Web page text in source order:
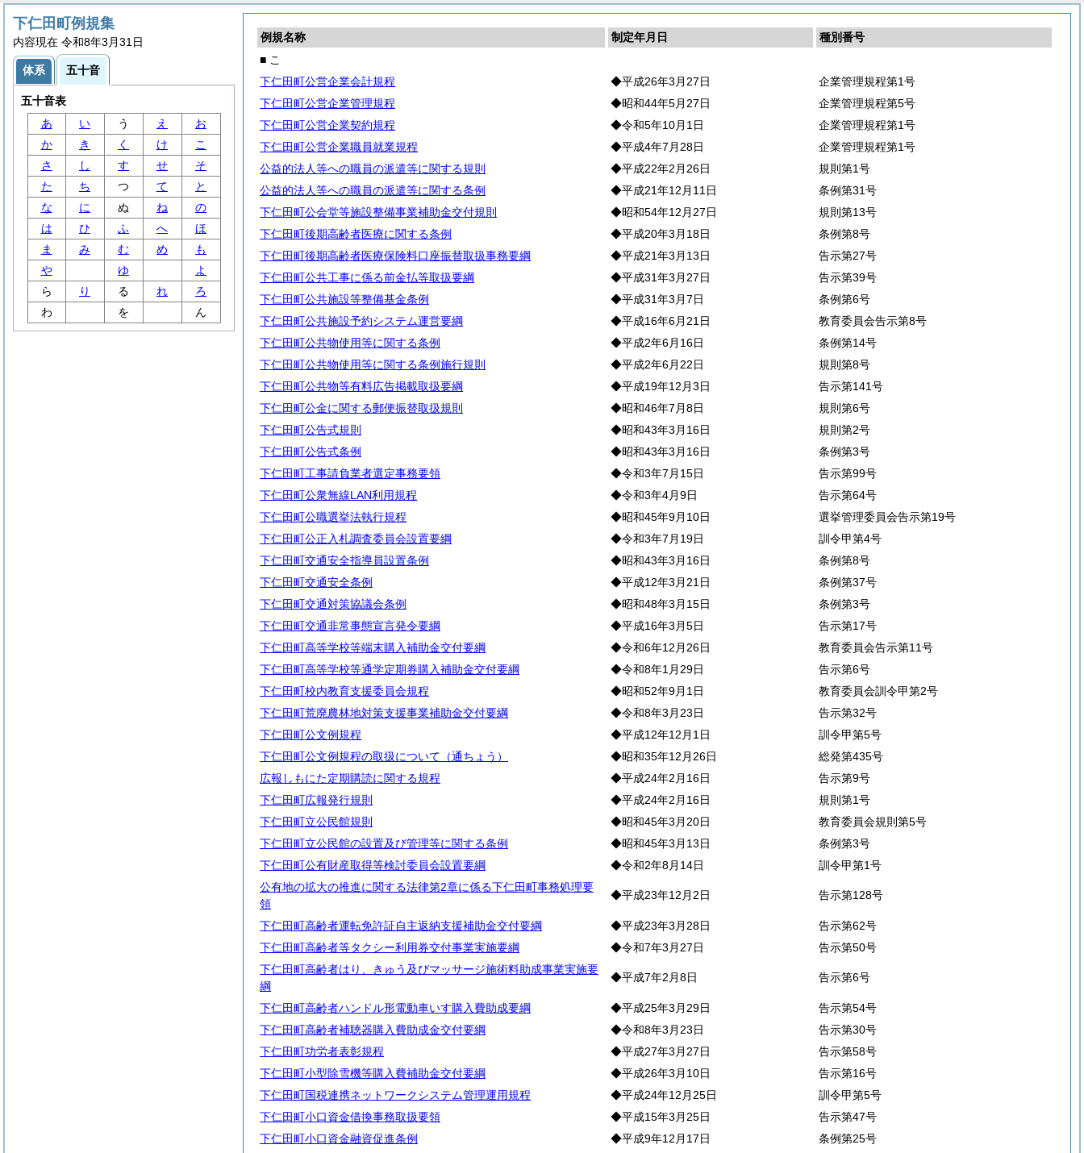
例規名称 制定年月日
種別番号
■ こ
下仁田町公営企業会計規程
◆平成26年3月27日
企業管理規程第1号
下仁田町公営企業管理規程
◆昭和44年5月27日
企業管理規程第5号
下仁田町公営企業契約規程
◆令和5年10月1日
企業管理規程第1号
下仁田町公営企業職員就業規程
◆平成4年7月28日
企業管理規程第1号
公益的法人等への職員の派遣等に関する規則
◆平成22年2月26日
規則第1号
公益的法人等への職員の派遣等に関する条例
◆平成21年12月11日
条例第31号
下仁田町公会堂等施設整備事業補助金交付規則
◆昭和54年12月27日
規則第13号
下仁田町後期高齢者医療に関する条例
◆平成20年3月18日
条例第8号
下仁田町後期高齢者医療保険料口座振替取扱事務要綱
◆平成21年3月13日
告示第27号
下仁田町公共工事に係る前金払等取扱要綱
◆平成31年3月27日
告示第39号
下仁田町公共施設等整備基金条例
◆平成31年3月7日
条例第6号
下仁田町公共施設予約システム運営要綱
◆平成16年6月21日
教育委員会告示第8号
下仁田町公共物使用等に関する条例
◆平成2年6月16日
条例第14号
下仁田町公共物使用等に関する条例施行規則
◆平成2年6月22日
規則第8号
下仁田町公共物等有料広告掲載取扱要綱
◆平成19年12月3日
告示第141号
下仁田町公金に関する郵便振替取扱規則
◆昭和46年7月8日
規則第6号
下仁田町公告式規則
◆昭和43年3月16日
規則第2号
下仁田町公告式条例
◆昭和43年3月16日
条例第3号
下仁田町工事請負業者選定事務要領
◆令和3年7月15日
告示第99号
下仁田町公衆無線LAN利用規程
◆令和3年4月9日
告示第64号
下仁田町公職選挙法執行規程
◆昭和45年9月10日
選挙管理委員会告示第19号
下仁田町公正入札調査委員会設置要綱
◆令和3年7月19日
訓令甲第4号
下仁田町交通安全指導員設置条例
◆昭和43年3月16日
条例第8号
下仁田町交通安全条例
◆平成12年3月21日
条例第37号
下仁田町交通対策協議会条例
◆昭和48年3月15日
条例第3号
下仁田町交通非常事態宣言発令要綱
◆平成16年3月5日
告示第17号
下仁田町高等学校等端末購入補助金交付要綱
◆令和6年12月26日
教育委員会告示第11号
下仁田町高等学校等通学定期券購入補助金交付要綱
◆令和8年1月29日
告示第6号
下仁田町校内教育支援委員会規程
◆昭和52年9月1日
教育委員会訓令甲第2号
下仁田町荒廃農林地対策支援事業補助金交付要綱
◆令和8年3月23日
告示第32号
下仁田町公文例規程
◆平成12年12月1日
訓令甲第5号
下仁田町公文例規程の取扱について（通ちょう）
◆昭和35年12月26日
総発第435号
広報しもにた定期購読に関する規程
◆平成24年2月16日
告示第9号
下仁田町広報発行規則
◆平成24年2月16日
規則第1号
下仁田町立公民館規則
◆昭和45年3月20日
教育委員会規則第5号
下仁田町立公民館の設置及び管理等に関する条例
◆昭和45年3月13日
条例第3号
下仁田町公有財産取得等検討委員会設置要綱
◆令和2年8月14日
訓令甲第1号
公有地の拡大の推進に関する法律第2章に係る下仁田町事務処理要
領
◆平成23年12月2日 告示第128号
下仁田町高齢者運転免許証自主返納支援補助金交付要綱 ◆平成23年3月28日
告示第62号
下仁田町高齢者等タクシー利用券交付事業実施要綱
◆令和7年3月27日
告示第50号
下仁田町高齢者はり、きゅう及びマッサージ施術料助成事業実施要
綱
◆平成7年2月8日 告示第6号
下仁田町高齢者ハンドル形電動車いす購入費助成要綱 ◆平成25年3月29日
告示第54号
下仁田町高齢者補聴器購入費助成金交付要綱
◆令和8年3月23日
告示第30号
下仁田町功労者表彰規程
◆平成27年3月27日
告示第58号
下仁田町小型除雪機等購入費補助金交付要綱
◆平成26年3月10日
告示第16号
下仁田町国税連携ネットワークシステム管理運用規程
◆平成24年12月25日
訓令甲第5号
下仁田町小口資金借換事務取扱要領
◆平成15年3月25日
告示第47号
下仁田町小口資金融資促進条例
◆平成9年12月17日
条例第25号
下仁田町例規集
内容現在 令和8年3月31日
体系 五十音
五十音表
あ
い う え
お
か
き く け
こ
さ
し す せ
そ
た
ち つ て
と
な
に ぬ ね
の
は
ひ ふ へ
ほ
ま
み む め
も
や
ゆ
よ
ら
り る れ
ろ
わ
を ん